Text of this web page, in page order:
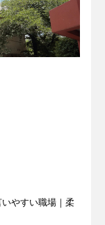
やすい職場｜柔